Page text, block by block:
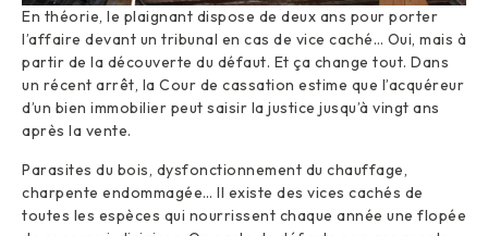
En théorie, le plaignant dispose de deux ans pour porter
l’affaire devant un tribunal en cas de vice caché… Oui, mais à
partir de la découverte du défaut. Et ça change tout. Dans
un récent arrêt, la Cour de cassation estime que l’acquéreur
d’un bien immobilier peut saisir la justice jusqu’à vingt ans
après la vente.
Parasites du bois, dysfonctionnement du chauffage,
charpente endommagée… Il existe des vices cachés de
toutes les espèces qui nourrissent chaque année une flopée